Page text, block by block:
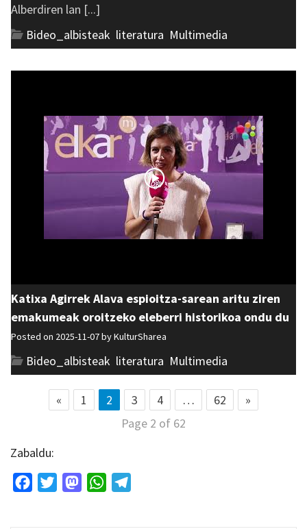
Alberdiren lan [...]
Bideo_albisteak literatura Multimedia
Katixa Agirrek Alava espioitza-sarean aritu ziren
emakumeak oroitzeko eleberri historikoa ondu du
Posted on 2025-11-07 byKulturSharea
Bideo_albisteak literatura Multimedia
« 1 2 3 4 … 62
»
Page 2 of 62
Zabaldu:
FacebookTwitterMastodonWhatsApp